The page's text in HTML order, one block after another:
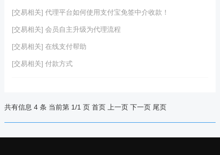
[交易相关] 代理平台如何使用支付宝免签中介收款！
[交易相关] 会员自主升级为代理流程
[交易相关] 在线支付帮助
[交易相关] 付款方式
共有信息 4 条 当前第 1/1 页 首页 上一页 下一页 尾页